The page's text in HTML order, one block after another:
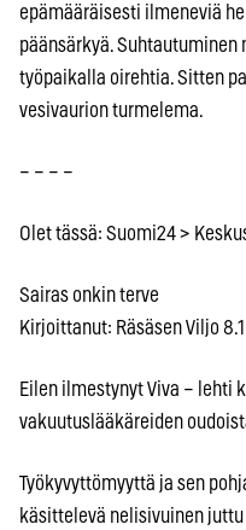
epämääräisesti ilmeneviä
päänsärkyä.
työpaikalla oirehtia. Sitten
vesivaurion turmelema.
– – – –
Olet tässä: Suomi24 >
Sairas onkin terve
Kirjoittanut: Räsäsen Viljo
Eilen ilmestynyt Viva – lehti
vakuutuslääkäreiden
Työkyvyttömyyttä ja sen
käsittelevä nelisivuinen